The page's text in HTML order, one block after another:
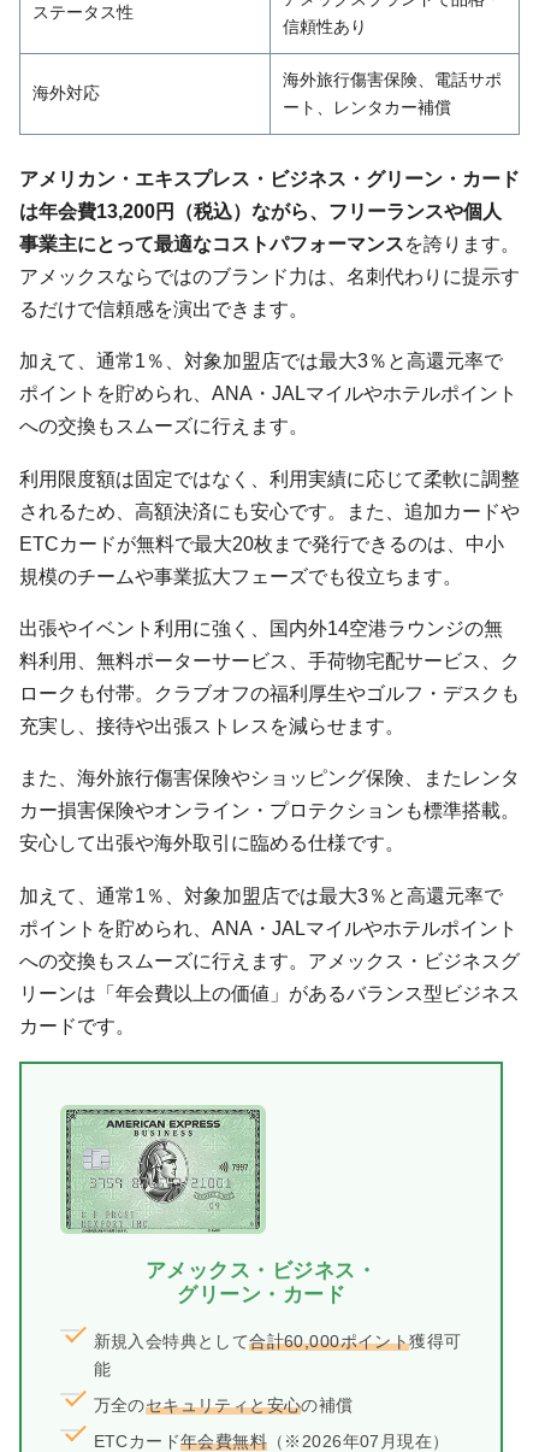
ステータス性
信頼性あり
海外対応
海外旅行傷害保険、電話サポ
ート、レンタカー補償
アメリカン・エキスプレス・ビジネス・グリーン・カード
は年会費13,200円（税込）ながら、フリーランスや個人
事業主にとって最適なコストパフォーマンスを誇ります。
アメックスならではのブランド力は、名刺代わりに提示す
るだけで信頼感を演出できます。
加えて、通常1％、対象加盟店では最大3％と高還元率で
ポイントを貯められ、ANA・JALマイルやホテルポイント
への交換もスムーズに行えます。
利用限度額は固定ではなく、利用実績に応じて柔軟に調整
されるため、高額決済にも安心です。また、追加カードや
ETCカードが無料で最大20枚まで発行できるのは、中小
規模のチームや事業拡大フェーズでも役立ちます。
出張やイベント利用に強く、国内外14空港ラウンジの無
料利用、無料ポーターサービス、手荷物宅配サービス、ク
ロークも付帯。クラブオフの福利厚生やゴルフ・デスクも
充実し、接待や出張ストレスを減らせます。
また、海外旅行傷害保険やショッピング保険、またレンタ
カー損害保険やオンライン・プロテクションも標準搭載。
安心して出張や海外取引に臨める仕様です。
加えて、通常1％、対象加盟店では最大3％と高還元率で
ポイントを貯められ、ANA・JALマイルやホテルポイント
への交換もスムーズに行えます。アメックス・ビジネスグ
リーンは「年会費以上の価値」があるバランス型ビジネス
カードです。
アメックス・ビジネス・
グリーン・カード
新規入会特典として合計60,000ポイント獲得可
能
万全のセキュリティと安心の補償
ETCカード年会費無料 （※2026年07月現在）